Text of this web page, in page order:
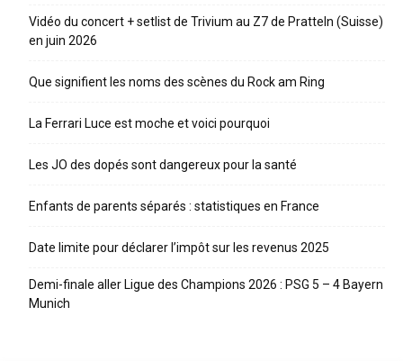
Vidéo du concert + setlist de Trivium au Z7 de Pratteln (Suisse)
en juin 2026
Que signifient les noms des scènes du Rock am Ring
La Ferrari Luce est moche et voici pourquoi
Les JO des dopés sont dangereux pour la santé
Enfants de parents séparés : statistiques en France
Date limite pour déclarer l’impôt sur les revenus 2025
Demi-finale aller Ligue des Champions 2026 : PSG 5 – 4 Bayern
Munich